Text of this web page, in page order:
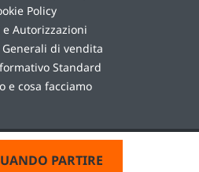
PARTIRE
Policy
Autorizzazioni
di vendita
Standard
e cosa facciamo
Prometeo Design